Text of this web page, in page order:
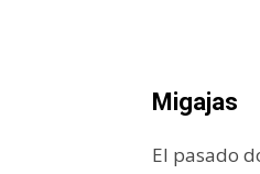
Migajas
El pasado